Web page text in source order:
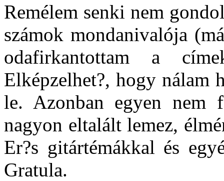
Remélem senki nem
számok mondanivalója
odafirkantottam a
Elképzelhet?, hogy nálam
le. Azonban egyen nem
nagyon eltalált lemez,
Er?s gitártémákkal és
Gratula.